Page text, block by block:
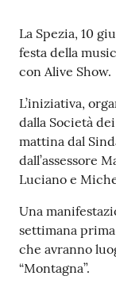
il
Comune
C
e
r
t
i
f
i
Contenuto
La Spezia, 10
festa della
con Alive Show.
L’iniziativa,
dalla Società
mattina dal
dall’assessore
Luciano e
Una
settimana
che avranno
“Montagna”.